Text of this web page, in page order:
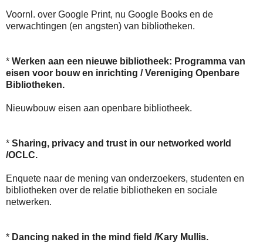
Voornl. over Google Print, nu Google Books en de
verwachtingen (en angsten) van bibliotheken.
* Werken aan een nieuwe bibliotheek: Programma van
eisen voor bouw en inrichting / Vereniging Openbare
Bibliotheken.
Nieuwbouw eisen aan openbare bibliotheek.
* Sharing, privacy and trust in our networked world
/OCLC.
Enquete naar de mening van onderzoekers, studenten en
bibliotheken over de relatie bibliotheken en sociale
netwerken.
* Dancing naked in the mind field /Kary Mullis.